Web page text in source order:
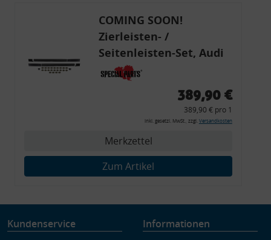
COMING SOON!
Zierleisten- /
Seitenleisten-Set, Audi
80 Cabrio, Coupe, S2, (6x
Zierleiste, 2x Kappe,
Montagewerkzeug)
389,90 €
389,90 € pro 1
inkl. gesetzl. MwSt., zzgl. Versandkosten
Merkzettel
Zum Artikel
Kundenservice Informationen